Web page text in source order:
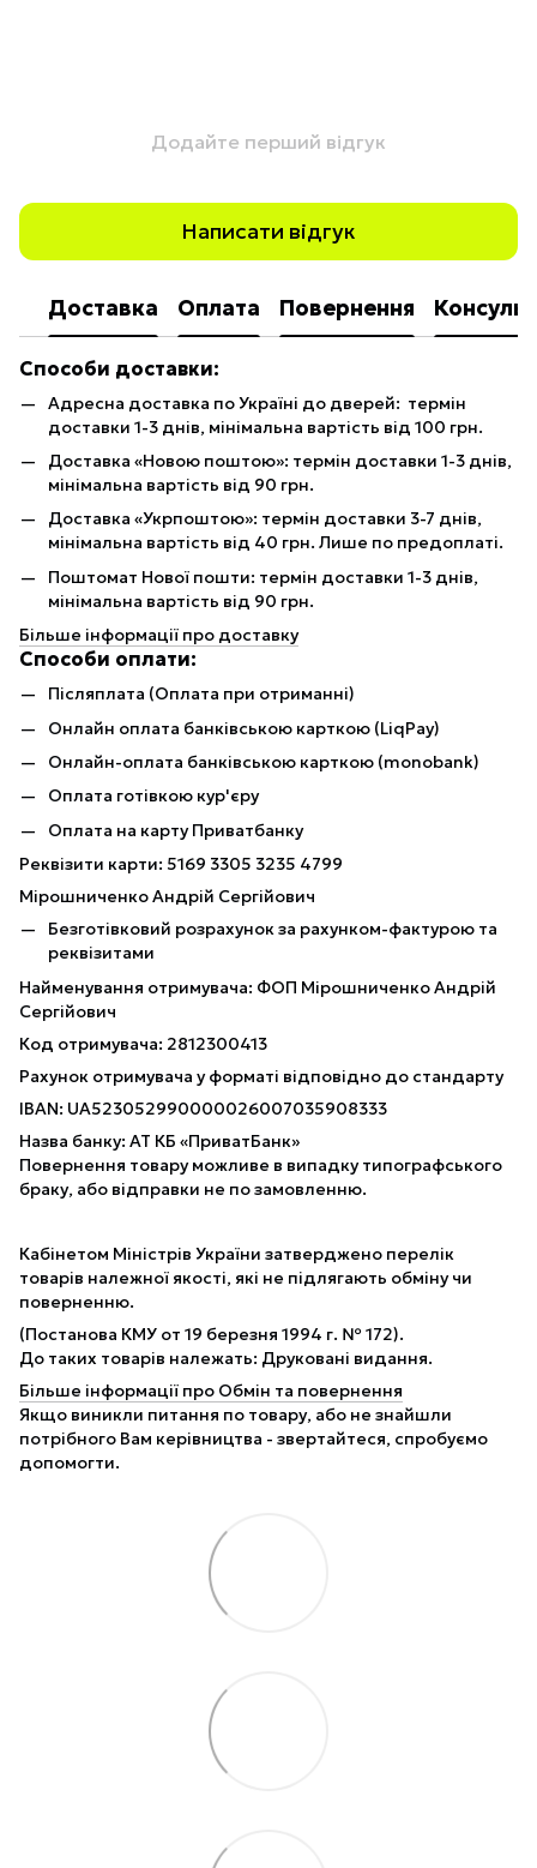
Додайте перший відгук
Написати відгук
Доставка Оплата Повернення
Способи доставки:
Адресна доставка по Україні до дверей: термін
доставки 1-3 днів, мінімальна вартість від 100 грн.
Доставка «Новою поштою»: термін доставки 1-3 днів,
мінімальна вартість від 90 грн.
Доставка «Укрпоштою»: термін доставки 3-7 днів,
мінімальна вартість від 40 грн. Лише по предоплаті.
Поштомат Нової пошти: термін доставки 1-3 днів,
мінімальна вартість від 90 грн.
Більше інформації про доставку
Способи оплати:
Післяплата (Оплата при отриманні)
Онлайн оплата банківською карткою (LiqPay)
Онлайн-оплата банківською карткою (monobank)
Оплата готівкою кур'єру
Оплата на карту Приватбанку
Реквізити карти: 5169 3305 3235 4799
Мірошниченко Андрій Сергійович
Безготівковий розрахунок за рахунком-фактурою та
реквізитами
Найменування отримувача: ФОП Мірошниченко Андрій
Сергійович
Код отримувача: 2812300413
Рахунок отримувача у форматі відповідно до стандарту
IBAN: UA523052990000026007035908333
Назва банку: АТ КБ «ПриватБанк»
Повернення товару можливе в випадку типографського
браку, або відправки не по замовленню.
Кабінетом Міністрів України затверджено перелік
товарів належної якості, які не підлягають обміну чи
поверненню.
(Постанова КМУ от 19 березня 1994 г. № 172).
До таких товарів належать: Друковані видання.
Більше інформації про Обмін та повернення
Якщо виникли питання по товару, або не знайшли
потрібного Вам керівництва - звертайтеся, спробуємо
допомогти.